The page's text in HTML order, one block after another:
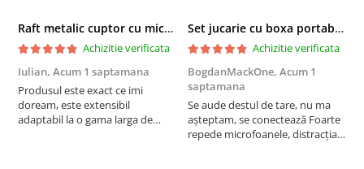
Raft metalic cuptor cu microunde, Simply Joy, 6 Carlige, Ajustabil, Raft Organizator extensibil, pentru bucatarie, casa, balcon, Etajera ajustabila cu 2 Niveluri, Anti Alunecare, Negru
Achizitie verificata
Iulian, Acum 1 saptamana
Produsul este exact ce imi
doream, este extensibil
adaptabil la o gama larga de
Set jucarie cu boxa portabila si 2 microfoane, Wireless, Bluetooth, Simply Joy, Karaoke, Copii si Adulti, Lumini LED RGB Dinamice, Roz
Achizitie verificata
BogdanMackOne, Acum 1
saptamana
Se aude destul de tare, nu ma
așteptam, se conectează Foarte
repede microfoanele, distracția